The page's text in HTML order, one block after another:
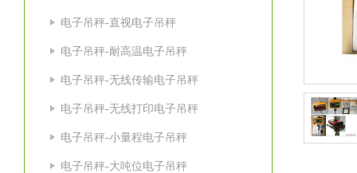
电子吊秤-直视电子吊秤
电子吊秤-耐高温电子吊秤
电子吊秤-无线传输电子吊秤
电子吊秤-无线打印电子吊秤
电子吊秤-小量程电子吊秤
电子吊秤-大吨位电子吊秤